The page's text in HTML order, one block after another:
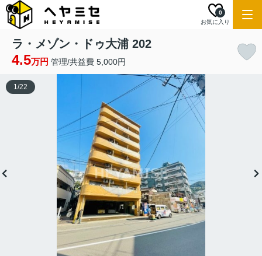
お気に入り
0
ラ・メゾン・ドゥ大浦 202
4.5万円 管理/共益費 5,000円
1/22